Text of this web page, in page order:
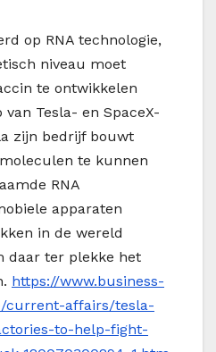
op RNA technologie,
niveau moet
te ontwikkelen
Tesla- en SpaceX-
zijn bedrijf bouwt
te kunnen
RNA
apparaten
in de wereld
daar ter plekke het
https://www.business-
current-affairs/tesla-
to-help-fight-